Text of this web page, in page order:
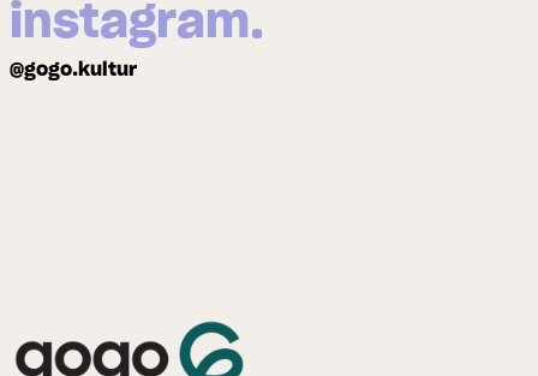
instagram.
@gogo.kultur